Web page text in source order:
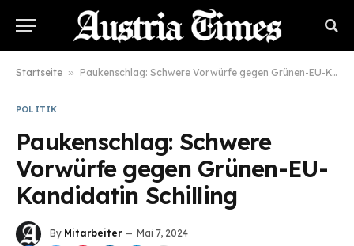
Startseite » Paukenschlag: Schwere Vorwürfe gegen Grünen-EU-Kandidatin Schilling
POLITIK
Paukenschlag: Schwere
Vorwürfe gegen Grünen-EU-
Kandidatin Schilling
By Mitarbeiter Mai 7, 2024